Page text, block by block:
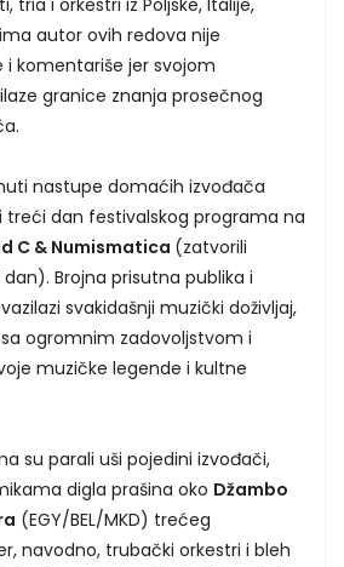
tria i orkestri iz Poljske, Italije,
autor ovih redova nije
komentariše jer svojom
granice znanja prosečnog
nastupe domaćih izvođača
treći dan festivalskog programa na
C & Numismatica (zatvorili
Brojna prisutna publika i
svakidašnji muzički doživljaj,
ogromnim zadovoljstvom i
muzičke legende i kultne
su parali uši pojedini izvođači,
digla prašina oko Džambo
(EGY/BEL/MKD) trećeg
navodno, trubački orkestri i bleh